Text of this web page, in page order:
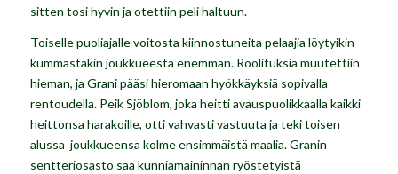
sitten tosi hyvin ja otettiin peli haltuun.
Toiselle puoliajalle voitosta kiinnostuneita pelaajia löytyikin
kummastakin joukkueesta enemmän. Roolituksia muutettiin
hieman, ja Grani pääsi hieromaan hyökkäyksiä sopivalla
rentoudella. Peik Sjöblom, joka heitti avauspuolikkaalla kaikki
heittonsa harakoille, otti vahvasti vastuuta ja teki toisen
alussa joukkueensa kolme ensimmäistä maalia. Granin
sentteriosasto saa kunniamaininnan ryöstetyistä